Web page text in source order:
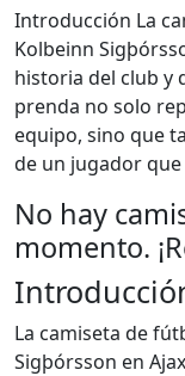
Introducción La
Kolbeinn
historia del club y
prenda no solo
equipo, sino que
de un jugador
No hay
momento.
La camiseta de
Sigþórsson en